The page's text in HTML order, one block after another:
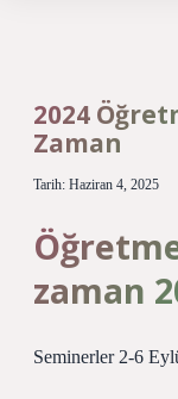
2024
Zaman
Tarih: Haziran 4, 2025
zaman
Seminerler 2-6